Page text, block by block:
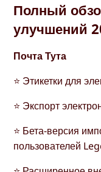
Полный
улучшений
Почта Тута
⭐ Этикетки для
⭐ Экспорт
⭐ Бета-версия
пользователей